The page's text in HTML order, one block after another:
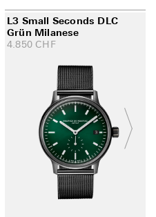
L3 Small Seconds DLC
Grün Milanese
4.850 CHF